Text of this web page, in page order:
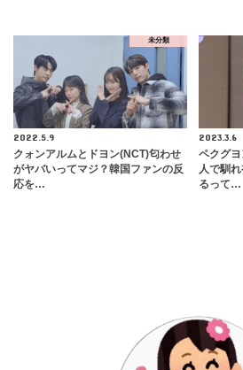
未分類
2022.5.9
クォンアルムとドヨン(NCT)匂わせ
がヤバいってマジ？韓国ファンの反
応を…
2023.3.6
ペクグ
人で馴
るって…